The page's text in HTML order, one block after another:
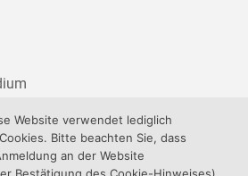
WHZ
Website verwendet lediglich
Bitte beachten Sie, dass
an der Website